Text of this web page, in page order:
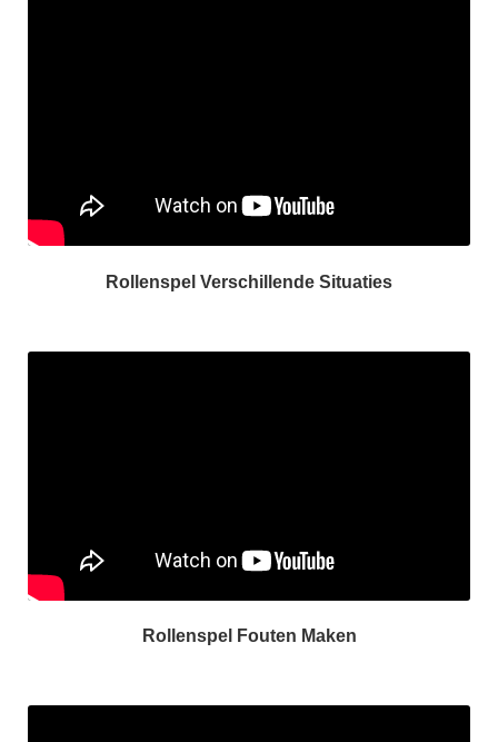
Rollenspel Verschillende Situaties
Rollenspel Fouten Maken